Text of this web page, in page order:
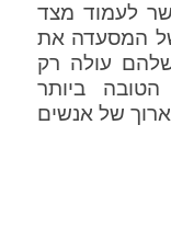
לעמוד מצד
של המסעדה את
עולה רק
הטובה ביותר
של אנשים